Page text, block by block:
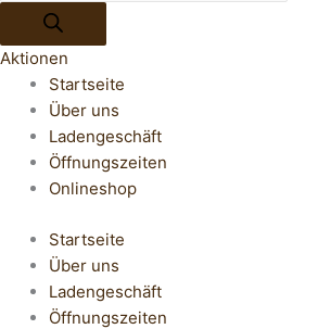
Aktionen
Startseite
Über uns
Ladengeschäft
Öffnungszeiten
Onlineshop
Startseite
Über uns
Ladengeschäft
Öffnungszeiten